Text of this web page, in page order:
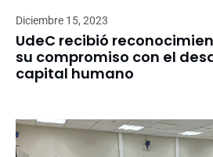
Diciembre 15, 2023
UdeC recibió
su compromiso con el
capital humano